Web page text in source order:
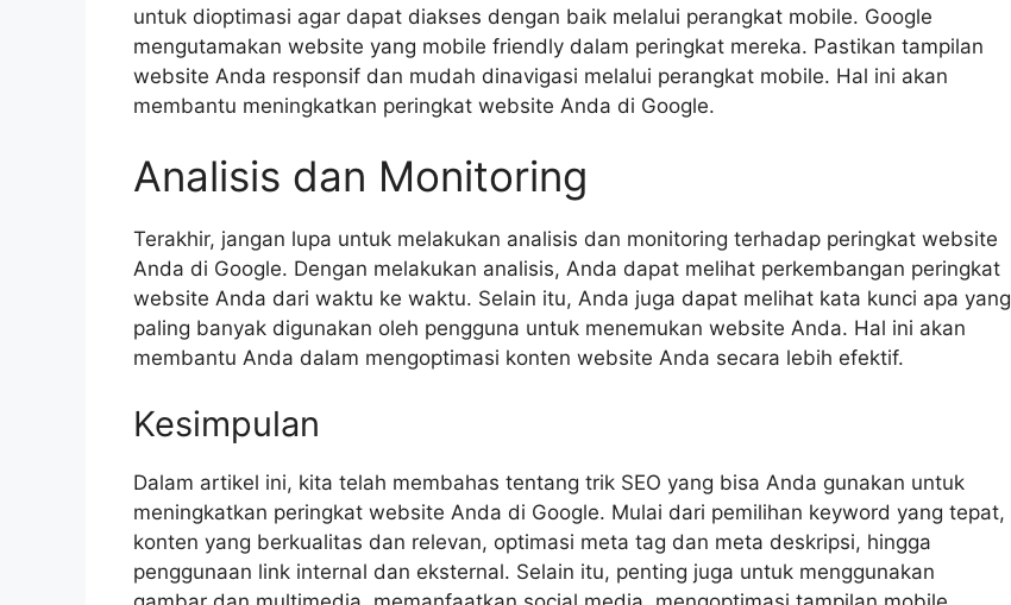
untuk dioptimasi agar dapat diakses dengan baik melalui perangkat mobile. Google
mengutamakan website yang mobile friendly dalam peringkat mereka. Pastikan tampilan
website Anda responsif dan mudah dinavigasi melalui perangkat mobile. Hal ini akan
membantu meningkatkan peringkat website Anda di Google.
Analisis dan Monitoring
Terakhir, jangan lupa untuk melakukan analisis dan monitoring terhadap peringkat website
Anda di Google. Dengan melakukan analisis, Anda dapat melihat perkembangan peringkat
website Anda dari waktu ke waktu. Selain itu, Anda juga dapat melihat kata kunci apa yang
paling banyak digunakan oleh pengguna untuk menemukan website Anda. Hal ini akan
membantu Anda dalam mengoptimasi konten website Anda secara lebih efektif.
Kesimpulan
Dalam artikel ini, kita telah membahas tentang trik SEO yang bisa Anda gunakan untuk
meningkatkan peringkat website Anda di Google. Mulai dari pemilihan keyword yang tepat,
konten yang berkualitas dan relevan, optimasi meta tag dan meta deskripsi, hingga
penggunaan link internal dan eksternal. Selain itu, penting juga untuk menggunakan